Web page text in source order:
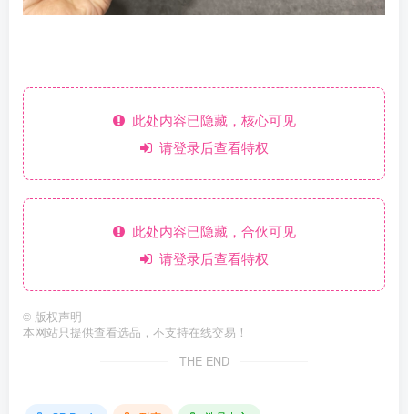
此处内容已隐藏，核心可见
请登录后查看特权
此处内容已隐藏，合伙可见
请登录后查看特权
© 版权声明
本网站只提供查看选品，不支持在线交易！
THE END